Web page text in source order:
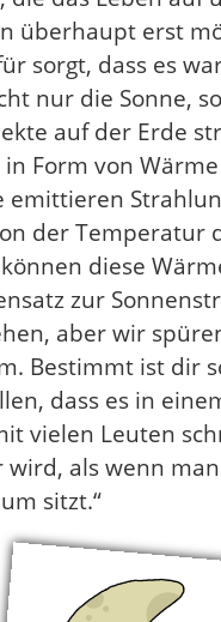
überhaupt erst
sorgt, dass es
nur die Sonne,
auf der Erde
in Form von
emittieren
der Temperatur
diese
zur
aber wir
Bestimmt ist dir
dass es in
vielen Leuten
wird, als wenn
sitzt.“